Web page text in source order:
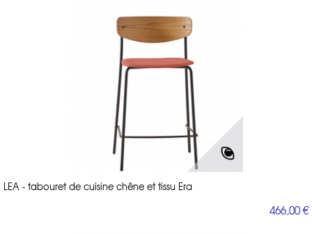
LEA - tabouret de cuisine chêne et tissu Era
466,00 €